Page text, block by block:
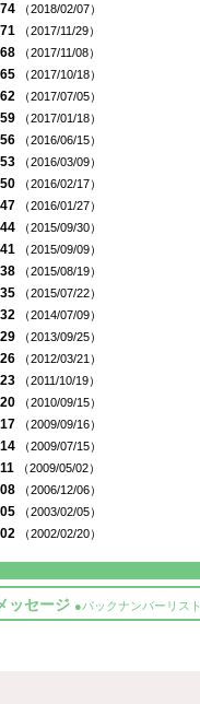
（2018/02/07）
（2017/11/29）
（2017/11/08）
（2017/10/18）
（2017/07/05）
（2017/01/18）
（2016/06/15）
（2016/03/09）
（2016/02/17）
（2016/01/27）
（2015/09/30）
（2015/09/09）
（2015/08/19）
（2015/07/22）
（2014/07/09）
（2013/09/25）
（2012/03/21）
（2011/10/19）
（2010/09/15）
（2009/09/16）
（2009/07/15）
（2009/05/02）
（2006/12/06）
（2003/02/05）
（2002/02/20）
ッセージ ●バックナンバーリスト